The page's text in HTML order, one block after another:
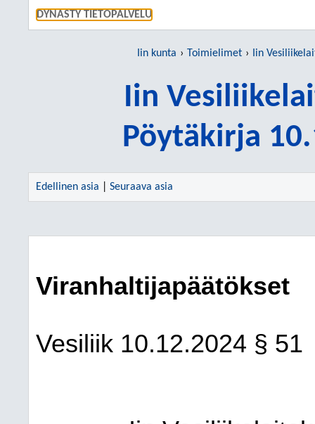
DYNASTY TIETOPALVELU
Iin kunta Toimielimet Iin
Iin
Pöytäkirja
Edellinen asia Seuraava asia
Viranhaltijapäätökset
Vesiliik 10.12.2024 § 51